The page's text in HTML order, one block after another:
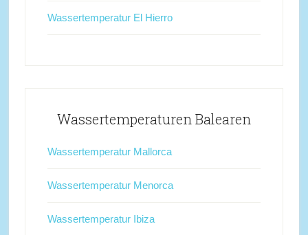
Wassertemperatur El Hierro
Wassertemperaturen Balearen
Wassertemperatur Mallorca
Wassertemperatur Menorca
Wassertemperatur Ibiza